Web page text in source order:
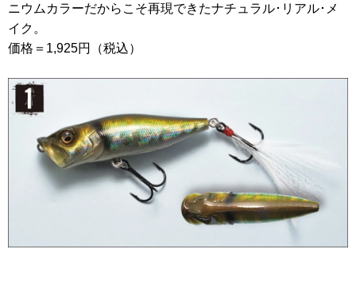
ニウムカラーだからこそ再現できたナチュラル･リアル･メ
イク。
価格＝1,925円（税込）